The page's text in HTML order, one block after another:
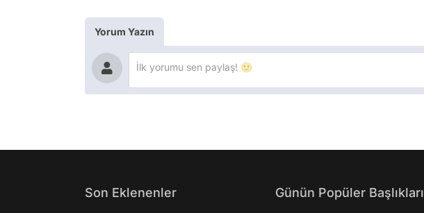
Yorum Yazın
Son Eklenenler Günün Popüler Başlıkları